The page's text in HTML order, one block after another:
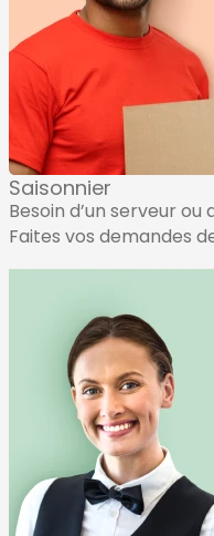
Saisonnier
Besoin d’un serveur ou
Faites vos demandes